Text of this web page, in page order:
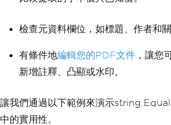
檢查元資料欄位，如標題、作者和關
有條件地編輯您的PDF文件 ，讓您
新增註釋、凸顯或水印。
讓我們通過以下範例來演示
中的實用性。